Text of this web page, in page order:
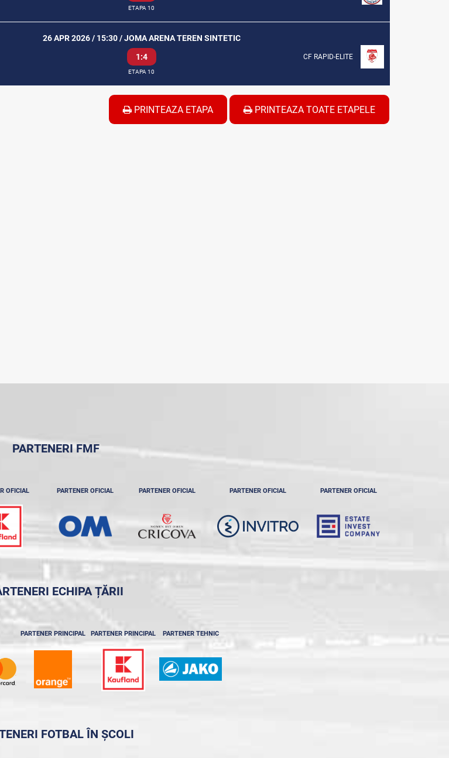
ETAPA 10
26 APR 2026 / 15:30 / JOMA ARENA TEREN SINTETIC
1:4 CF RAPID-ELITE
ETAPA 10
PRINTEAZA ETAPA PRINTEAZA TOATE ETAPELE
PARTENERI FMF
OFICIAL PARTENER OFICIAL PARTENER OFICIAL PARTENER OFICIAL PARTENER OFICIAL
ECHIPA ȚĂRII
PARTENER PRINCIPAL PARTENER PRINCIPAL PARTENER TEHNIC
FOTBAL ÎN ȘCOLI